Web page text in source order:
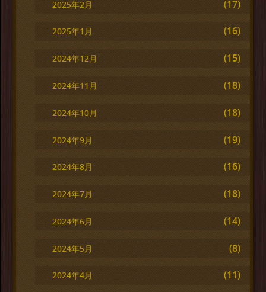
2025年2月 (17)
2025年1月 (16)
2024年12月 (15)
2024年11月 (18)
2024年10月 (18)
2024年9月 (19)
2024年8月 (16)
2024年7月 (18)
2024年6月 (14)
2024年5月 (8)
2024年4月 (11)